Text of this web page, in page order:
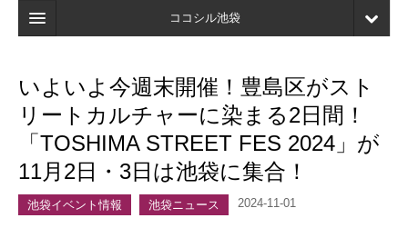
ココシル池袋
検索
店舗・施設最新情報
口コミ
マイページ
いよいよ今週末開催！豊島区がスト
リートカルチャーに染まる2日間！
「TOSHIMA STREET FES 2024」が
11月2日・3日は池袋に集合！
池袋イベント情報 池袋ニュース 2024-11-01